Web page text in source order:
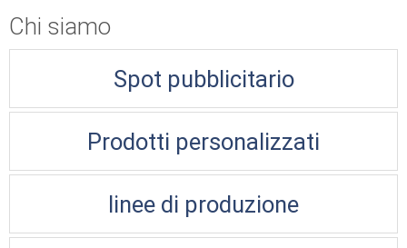
Chi siamo
Spot pubblicitario
Prodotti personalizzati
linee di produzione